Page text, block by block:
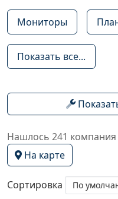
Мониторы
Показать все...
Нашлось 241 компания
На карте
Сортировка